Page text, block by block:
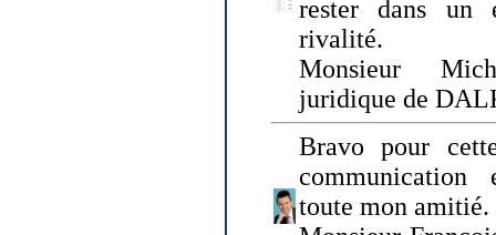
rester dans un
rivalité.
Monsieur
juridique de
Bravo pour
communication
toute mon amitié.